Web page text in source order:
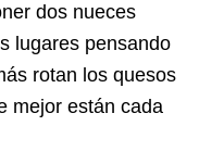
dos nueces
lugares pensando
rotan los quesos
mejor están cada